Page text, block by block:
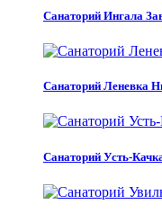
Санаторий Ингала
Санаторий Леневка
Санаторий Усть-